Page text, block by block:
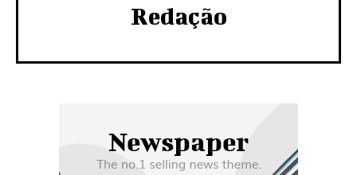
Redação